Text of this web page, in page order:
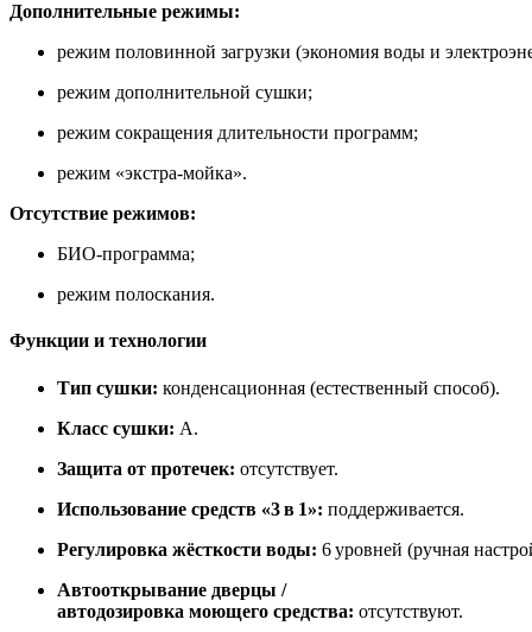
Дополнительные режимы:
режим половинной загрузки (экономия воды и
режим дополнительной сушки;
режим сокращения длительности программ;
режим «экстра‑мойка».
Отсутствие режимов:
БИО‑программа;
режим полоскания.
Функции и технологии
Тип сушки: конденсационная (естественный способ).
Класс сушки: A.
Защита от протечек: отсутствует.
Использование средств «3 в 1»: поддерживается.
Регулировка жёсткости воды: 6 уровней (ручная
Автооткрывание дверцы /
автодозировка моющего средства: отсутствуют.